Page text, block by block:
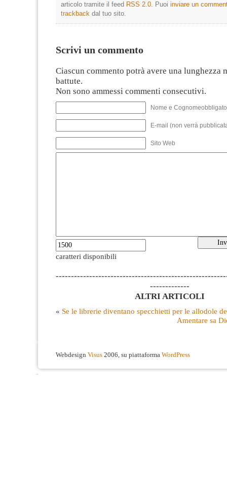
articolo tramite il feed RSS 2.0. Puoi inviare un
trackback dal tuo sito.
Scrivi un commento
Ciascun commento potrà avere una lunghezza
battute.
Non sono ammessi commenti consecutivi.
Nome e
E-mail (non verrà
Sito Web
caratteri disponibili
-------------
ALTRI ARTICOLI
« Se le librerie diventano specchietti per le allodole
Amentare sa
Webdesign Visus 2006, su piattaforma WordPress